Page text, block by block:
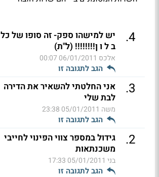
4
.
יש למישהו ספק- זה סופו של כל
ב ל ו ן!!!!!!!! (ל"ת)
אלכס 06/01/2011 00:07
הגב לתגובה זו
3
.
אני החלטתי להשאיר את הדירה
לבת שלי
משה 05/01/2011 23:38
הגב לתגובה זו
2
.
גידול במספר צווי הפינוי לחייבי
משכנתאות
בני 05/01/2011 17:33
הגב לתגובה זו